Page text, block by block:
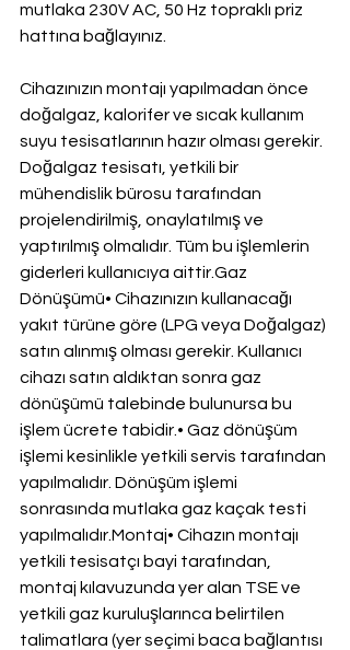
mutlaka 230V AC, 50 Hz topraklı priz
hattına bağlayınız.
Cihazınızın montajı yapılmadan önce
doğalgaz, kalorifer ve sıcak kullanım
suyu tesisatlarının hazır olması gerekir.
Doğalgaz tesisatı, yetkili bir
mühendislik bürosu tarafından
projelendirilmiş, onaylatılmış ve
yaptırılmış olmalıdır. Tüm bu işlemlerin
giderleri kullanıcıya aittir.Gaz
Dönüşümü• Cihazınızın kullanacağı
yakıt türüne göre (LPG veya Doğalgaz)
satın alınmış olması gerekir. Kullanıcı
cihazı satın aldıktan sonra gaz
dönüşümü talebinde bulunursa bu
işlem ücrete tabidir.• Gaz dönüşüm
işlemi kesinlikle yetkili servis tarafından
yapılmalıdır. Dönüşüm işlemi
sonrasında mutlaka gaz kaçak testi
yapılmalıdır.Montaj• Cihazın montajı
yetkili tesisatçı bayi tarafından,
montaj kılavuzunda yer alan TSE ve
yetkili gaz kuruluşlarınca belirtilen
talimatlara (yer seçimi baca bağlantısı